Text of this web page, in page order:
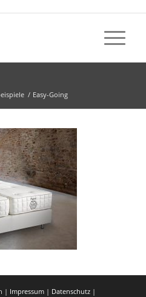
/ Easy-Going
| Impressum| Datenschutz|